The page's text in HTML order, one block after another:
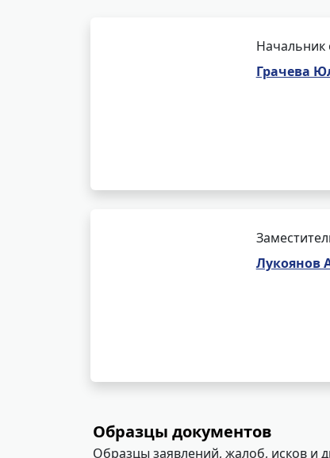
Начальник
Грачева
Лукоянов
Образцы документов
Образцы заявлений, жалоб, исков и